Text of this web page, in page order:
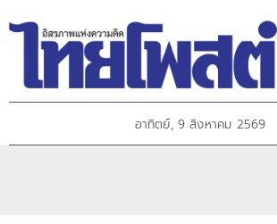
อาทิตย์, 9 สิงหาคม 2569